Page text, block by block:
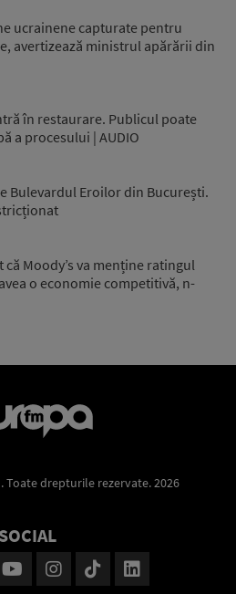
ucrainene capturate pentru
avertizează ministrul apărării din
în restaurare. Publicul poate
a procesului | AUDIO
Bulevardul Eroilor din București.
Moody’s va menține ratingul
o economie competitivă, n-
Toate drepturile rezervate. 2026
SOCIAL